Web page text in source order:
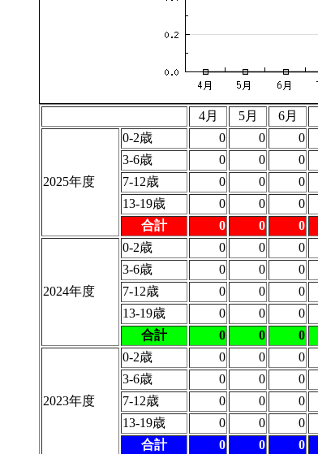
4月 5月 6月
2025年度
0-2歳 0 0 0
3-6歳
0 0 0
7-12歳
0 0 0
13-19歳
0 0 0
合計
0 0 0
2024年度
0-2歳 0 0 0
3-6歳
0 0 0
7-12歳
0 0 0
13-19歳
0 0 0
合計
0 0 0
2023年度
0-2歳 0 0 0
3-6歳
0 0 0
7-12歳
0 0 0
13-19歳
0 0 0
合計
0 0 0